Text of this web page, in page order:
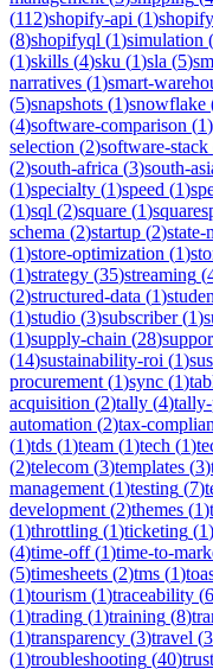
(112)shopify-api (1)
(8)shopifyql (1)simulation (
(1)skills (4)sku (1)sla (5)
narratives (1)smart-
(5)snapshots (1)snowflake
(4)software-comparison (1)
selection (2)software-stack
(2)south-africa (3)south-
(1)specialty (1)speed (1)
(1)sql (2)square (1)
schema (2)startup (2)state-
(1)store-optimization (1)
(1)strategy (35)streaming (
(2)structured-data (1)
(1)studio (3)subscriber(1)
(1)supply-chain (28)
(14)sustainability-roi (1)
procurement (1)sync (1)
acquisition (2)tally (4)
automation (2)tax-
(1)tds (1)team (1)tech (1)
(2)telecom (3)templates (3)
management (1)testing (7)
development (2)themes (1)
(1)throttling (1)ticketing (1)
(4)time-off(1)time-to-
(5)timesheets (2)tms (1)
(1)tourism (1)traceability (6
(1)trading (1)training (8)
(1)transparency (3)travel (3
(1)troubleshooting (40)trust